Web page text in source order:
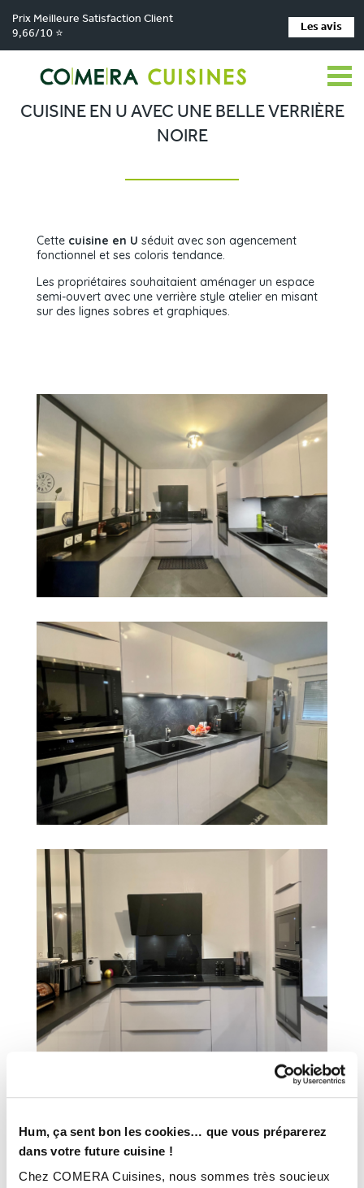
Hum, ça sent bon les cookies… que vous préparerez
dans votre future cuisine !
Chez COMERA Cuisines, nous sommes très soucieux
Prix Meilleure Satisfaction Client
9,66/10 ⭐
Les avis
Comera Cuisines > Cuisine en U avec une belle verrière noire
CUISINE EN U AVEC UNE BELLE VERRIÈRE
NOIRE
Cette cuisine en U séduit avec son agencement
fonctionnel et ses coloris tendance.
Les propriétaires souhaitaient aménager un espace
semi-ouvert avec une verrière style atelier en misant
sur des lignes sobres et graphiques.